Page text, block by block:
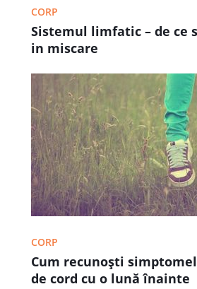
CORP
Sistemul limfatic – de ce
in miscare
CORP
Cum recunoşti
de cord cu o lună înainte